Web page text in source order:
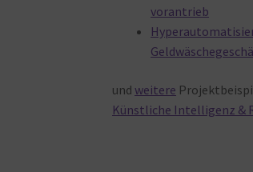
vorantrieb
undweitere
Künstliche Intelligenz &